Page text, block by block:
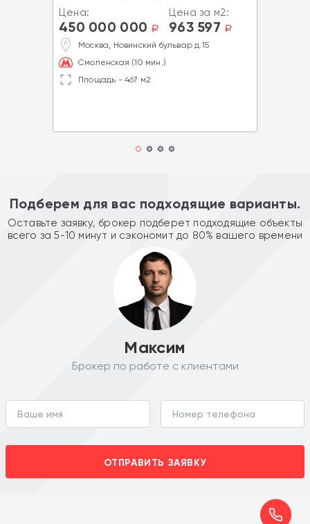
Цена:
450 000 000 a
Цена за м2:
963 597 a
Москва, Новинский бульвар д.15
Смоленская (10 мин.)
Площадь - 467 м2
Подберем для вас подходящие варианты.
Оставьте заявку, брокер подберет подходящие объекты
всего за 5-10 минут и сэкономит до 80% вашего времени
Максим
Брокер по работе с клиентами
ОТПРАВИТЬ ЗАЯВКУ